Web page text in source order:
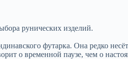
рунических изделий.
футарка. Она редко
о временной паузе, чем о